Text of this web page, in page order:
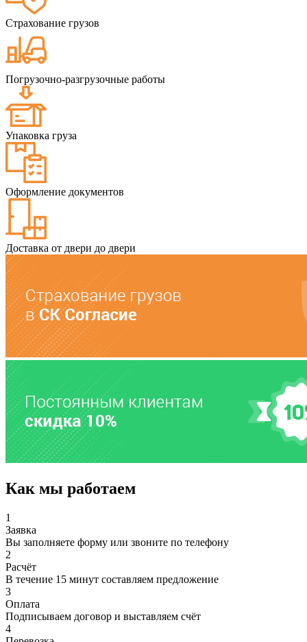
Страхование грузов
Погрузочно-разгрузочные работы
Упаковка груза
Оформление документов
Доставка от двери до двери
Как мы работаем
1
Заявка
Вы заполняете форму или звоните по телефону
2
Расчёт
В течение 15 минут составляем предложение
3
Оплата
Подписываем договор и выставляем счёт
4